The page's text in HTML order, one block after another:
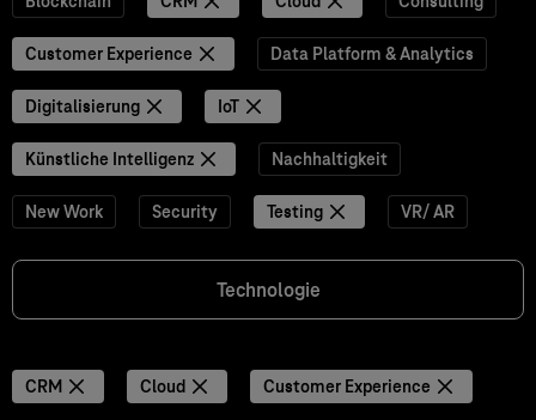
Customer Experience Data Platform & Analytics
Digitalisierung IoT
Künstliche Intelligenz Nachhaltigkeit
New Work Security Testing VR/ AR
Technologie
CRM Cloud Customer Experience